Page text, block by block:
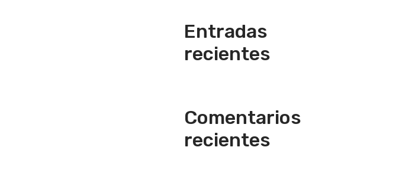
Entradas
recientes
Comentarios
recientes